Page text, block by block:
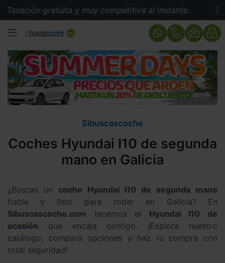
y muy competitiva al instante. Tasación
MENÚ
Sibuscascoche
Coches Hyundai I10 de segunda
mano en Galicia
¿Buscas un coche Hyundai I10 de segunda mano
fiable y listo para rodar en Galicia? En
Sibuscascoche.com tenemos el Hyundai I10 de
ocasión que encaja contigo. ¡Explora nuestro
catálogo, compara opciones y haz tu compra con
total seguridad!